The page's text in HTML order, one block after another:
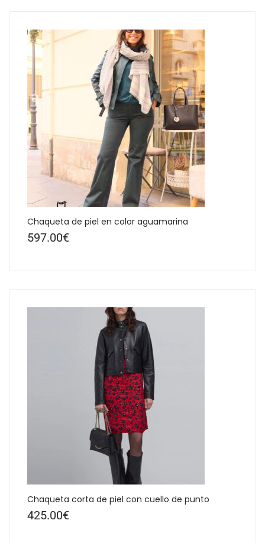
Chaqueta de piel en color aguamarina
597.00€
Chaqueta corta de piel con cuello de punto
425.00€